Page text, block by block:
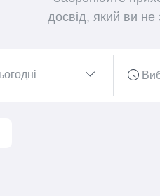
досвід, який ви